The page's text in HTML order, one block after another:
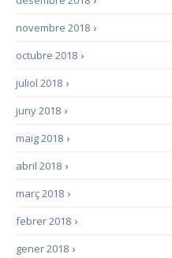
›
novembre 2018
›
octubre 2018
›
juliol 2018
›
juny 2018
›
maig 2018
›
abril 2018
›
març 2018
›
febrer 2018
›
gener 2018